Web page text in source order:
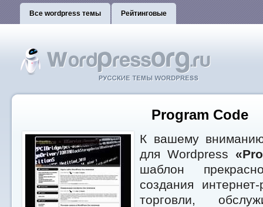
Все wordpress темы Рейтинговые
Program Code
К вашему
для Wordpress
шаблон
создания
торговли,